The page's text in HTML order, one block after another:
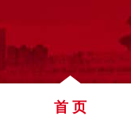
首 页